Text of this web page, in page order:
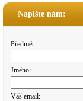
Napište nám:
Předmět:
Jméno:
Váš email: